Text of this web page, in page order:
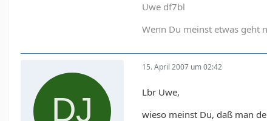
Uwe df7bl
Wenn Du meinst etwas geht
15. April 2007 um 02:42
Lbr Uwe,
wieso meinst Du, daß man